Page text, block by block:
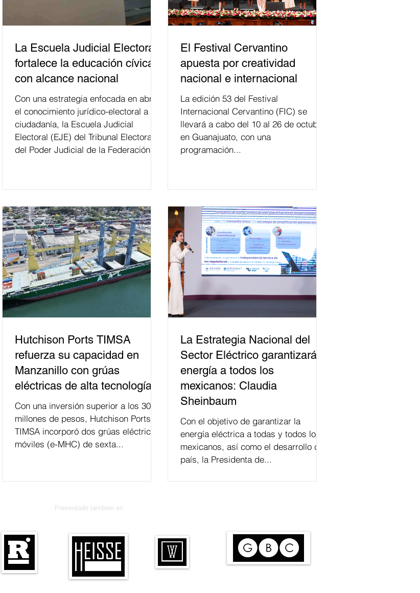
La Escuela Judicial Electoral
fortalece la educación cívica
con alcance nacional
Con una estrategia enfocada en abrir
el conocimiento jurídico-electoral a la
ciudadanía, la Escuela Judicial
Electoral (EJE) del Tribunal Electoral
del Poder Judicial de la Federación ha
relacionados con la democracia y el
del papel que ha asumido la EJE en la
difusión de la justicia electoral como
un bien público. La mayor parte de las
personas capacitadas no forma
El Festival Cervantino
apuesta por creatividad
nacional e internacional
La edición 53 del Festival
Internacional Cervantino (FIC) se
llevará a cabo del 10 al 26 de octubre
en Guanajuato, con una
programación...
Hutchison Ports TIMSA
refuerza su capacidad en
Manzanillo con grúas
eléctricas de alta tecnología
Con una inversión superior a los 300
millones de pesos, Hutchison Ports
TIMSA incorporó dos grúas eléctricas
móviles (e-MHC) de sexta...
La Estrategia Nacional del
Sector Eléctrico garantizará
energía a todos los
mexicanos: Claudia
Sheinbaum
Con el objetivo de garantizar la
energía eléctrica a todas y todos los
mexicanos, así como el desarrollo del
país, la Presidenta de...
Presentado también en